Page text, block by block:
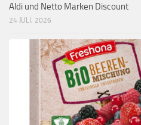
Aldi und Netto Marken Discount
24 JULI, 2026